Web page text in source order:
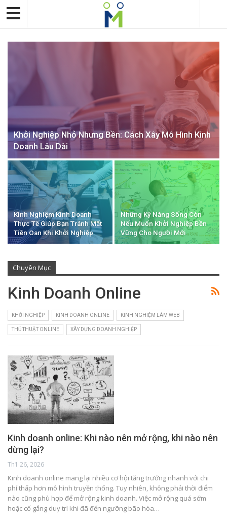
Khởi Nghiệp Nhỏ Nhưng Bền: Cách Xây Mô Hình Kinh
Doanh Lâu Dài
Kinh Nghiệm Kinh Doanh
Thực Tế Giúp Bạn Tránh Mất
Tiền Oan Khi Khởi Nghiệp
Những Kỹ Năng Sống Còn
Nếu Muốn Khởi Nghiệp Bền
Vững Cho Người Mới
Chuyên Mục
Kinh Doanh Online
KHỞI NGHIỆP KINH DOANH ONLINE KINH NGHIỆM LÀM WEB
THỦ THUẬT ONLINE XÂY DỰNG DOANH NGHIỆP
Kinh doanh online: Khi nào nên mở rộng, khi nào nên
dừng lại?
Th1 26, 2026
Kinh doanh online mang lại nhiều cơ hội tăng trưởng nhanh với chi
phí thấp hơn mô hình truyền thống. Tuy nhiên, không phải thời điểm
nào cũng phù hợp để mở rộng kinh doanh. Việc mở rộng quá sớm
hoặc cố gắng duy trì khi đã đến ngưỡng bão hòa…